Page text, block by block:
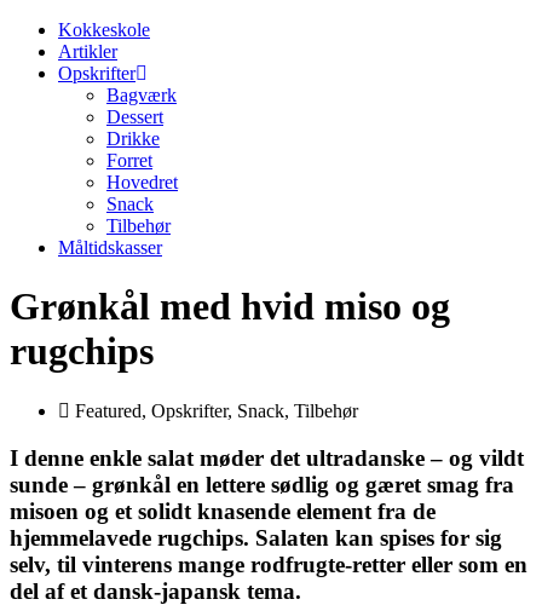
Kokkeskole
Artikler
Opskrifter
Bagværk
Dessert
Drikke
Forret
Hovedret
Snack
Tilbehør
Måltidskasser
Grønkål med hvid miso og
rugchips
Featured, Opskrifter, Snack, Tilbehør
I denne enkle salat møder det ultradanske – og vildt
sunde – grønkål en lettere sødlig og gæret smag fra
misoen og et solidt knasende element fra de
hjemmelavede rugchips. Salaten kan spises for sig
selv, til vinterens mange rodfrugte-retter eller som en
del af et dansk-japansk tema.